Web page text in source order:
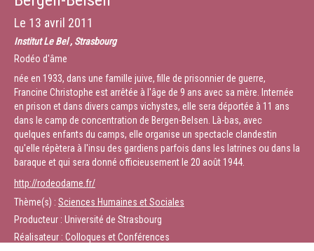
Le 13 avril 2011
Institut Le Bel , Strasbourg
Rodéo d'âme
née en 1933, dans une famille juive, fille de prisonnier de guerre,
Francine Christophe est arrêtée à l'âge de 9 ans avec sa mère. Internée
en prison et dans divers camps vichystes, elle sera déportée à 11 ans
dans le camp de concentration de Bergen-Belsen. Là-bas, avec
quelques enfants du camps, elle organise un spectacle clandestin
qu'elle répètera à l'insu des gardiens parfois dans les latrines ou dans la
baraque et qui sera donné officieusement le 20 août 1944.
http://rodeodame.fr/
Thème(s) : Sciences Humaines et Sociales
Producteur : Université de Strasbourg
Réalisateur : Colloques et Conférences